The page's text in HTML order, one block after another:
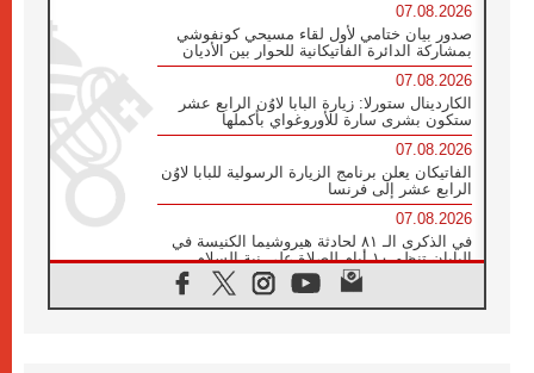
07.08.2026
صدور بيان ختامي لأول لقاء مسيحي كونفوشي
بمشاركة الدائرة الفاتيكانية للحوار بين الأديان
07.08.2026
الكاردينال ستورلا: زيارة البابا لاوُن الرابع عشر
ستكون بشرى سارة للأوروغواي بأكملها
07.08.2026
الفاتيكان يعلن برنامج الزيارة الرسولية للبابا لاوُن
الرابع عشر إلى فرنسا
07.08.2026
في الذكرى الـ ٨١ لحادثة هيروشيما الكنيسة في
اليابان تنظم ١٠ أيام للصلاة على نية السلام
الكنيسة في الأوروغواي: زيارة البابا ستعزز